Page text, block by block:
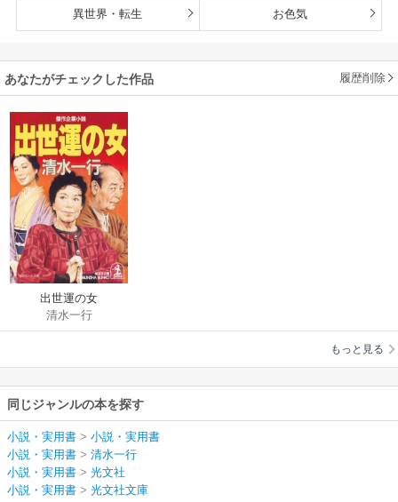
異世界・転生 お色気
あなたがチェックした作品 履歴削除
出世運の女
清水一行
もっと見る
同じジャンルの本を探す
小説・実用書 > 小説・実用書
小説・実用書 > 清水一行
小説・実用書 > 光文社
小説・実用書 > 光文社文庫